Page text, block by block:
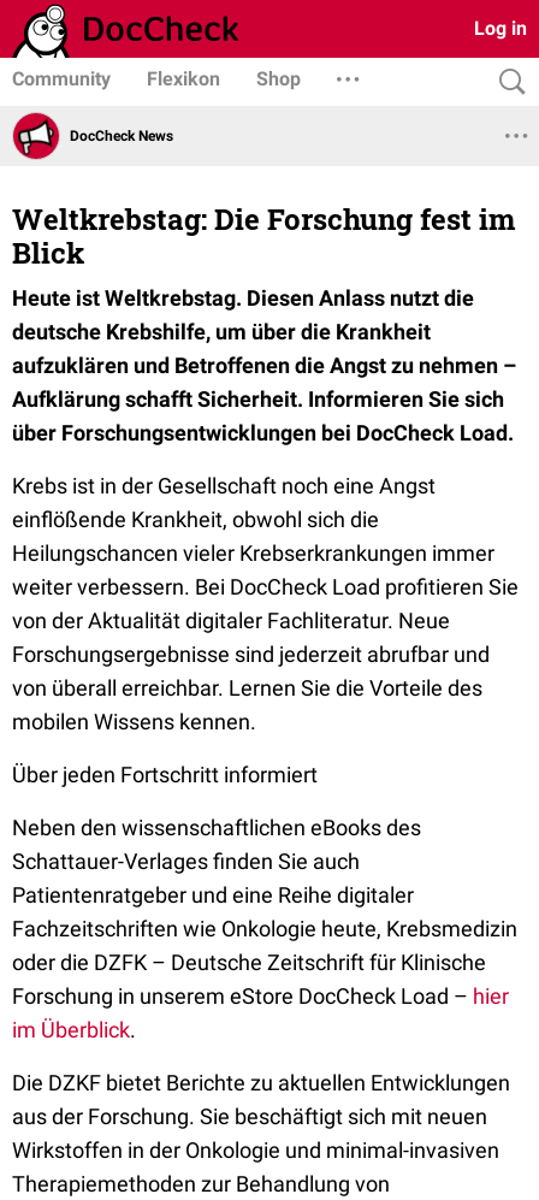
Log in
Community Flexikon Shop
DocCheck News
Weltkrebstag: Die Forschung fest im
Blick
Heute ist Weltkrebstag. Diesen Anlass nutzt die
deutsche Krebshilfe, um über die Krankheit
aufzuklären und Betroffenen die Angst zu nehmen –
Aufklärung schafft Sicherheit. Informieren Sie sich
über Forschungsentwicklungen bei DocCheck Load.
Krebs ist in der Gesellschaft noch eine Angst
einflößende Krankheit, obwohl sich die
Heilungschancen vieler Krebserkrankungen immer
weiter verbessern. Bei DocCheck Load profitieren Sie
von der Aktualität digitaler Fachliteratur. Neue
Forschungsergebnisse sind jederzeit abrufbar und
von überall erreichbar. Lernen Sie die Vorteile des
mobilen Wissens kennen.
Über jeden Fortschritt informiert
Neben den wissenschaftlichen eBooks des
Schattauer-Verlages finden Sie auch
Patientenratgeber und eine Reihe digitaler
Fachzeitschriften wie Onkologie heute, Krebsmedizin
oder die DZFK – Deutsche Zeitschrift für Klinische
Forschung in unserem eStore DocCheck Load – hier
im Überblick.
Die DZKF bietet Berichte zu aktuellen Entwicklungen
aus der Forschung. Sie beschäftigt sich mit neuen
Wirkstoffen in der Onkologie und minimal-invasiven
Therapiemethoden zur Behandlung von